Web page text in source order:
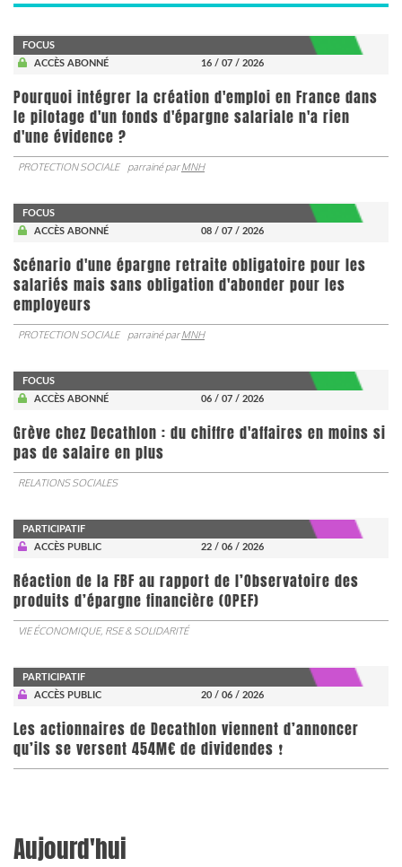
FOCUS
ACCÈS ABONNÉ
16 / 07 / 2026
Pourquoi intégrer la création d'emploi en France dans
le pilotage d'un fonds d'épargne salariale n'a rien
d'une évidence ?
PROTECTION SOCIALE parrainé parMNH
FOCUS
ACCÈS ABONNÉ
08 / 07 / 2026
Scénario d'une épargne retraite obligatoire pour les
salariés mais sans obligation d'abonder pour les
employeurs
PROTECTION SOCIALE parrainé parMNH
FOCUS
ACCÈS ABONNÉ
06 / 07 / 2026
Grève chez Decathlon : du chiffre d'affaires en moins si
pas de salaire en plus
RELATIONS SOCIALES
PARTICIPATIF
ACCÈS PUBLIC
22 / 06 / 2026
​​​​​​​Réaction de la FBF au rapport de l’Observatoire des
produits d’épargne financière (OPEF)
VIE ÉCONOMIQUE, RSE & SOLIDARITÉ
PARTICIPATIF
ACCÈS PUBLIC
20 / 06 / 2026
Les actionnaires de Decathlon viennent d’annoncer
qu’ils se versent 454M€ de dividendes ❗
Aujourd'hui